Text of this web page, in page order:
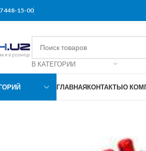
448-15-00
В КАТЕГОРИИ
ГЛАВНАЯКОНТАКТЫО